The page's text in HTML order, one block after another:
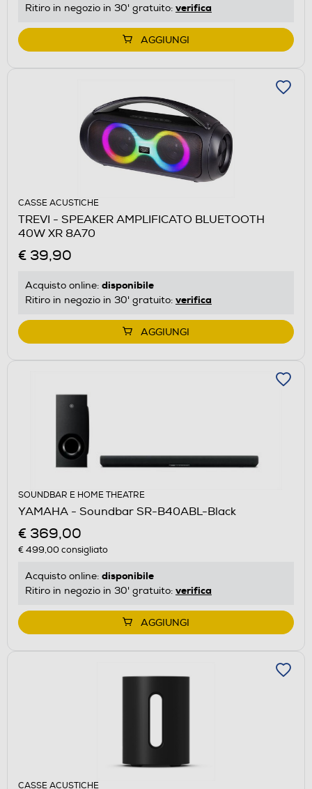
Ritiro in negozio in 30' gratuito: verifica
AGGIUNGI
CASSE ACUSTICHE
TREVI - SPEAKER AMPLIFICATO BLUETOOTH
40W XR 8A70
€ 39,90
Acquisto online: disponibile
Ritiro in negozio in 30' gratuito: verifica
AGGIUNGI
SOUNDBAR E HOME THEATRE
YAMAHA - Soundbar SR-B40ABL-Black
€ 369,00
€ 499,00consigliato
Acquisto online: disponibile
Ritiro in negozio in 30' gratuito: verifica
AGGIUNGI
CASSE ACUSTICHE